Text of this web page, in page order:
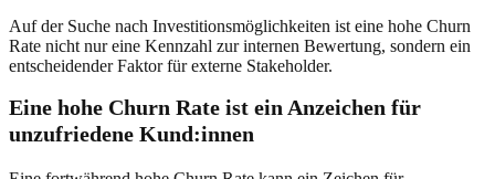
Auf der Suche nach Investitionsmöglichkeiten ist eine hohe Churn
Rate nicht nur eine Kennzahl zur internen Bewertung, sondern ein
entscheidender Faktor für externe Stakeholder.
Eine hohe Churn Rate ist ein Anzeichen für
unzufriedene Kund:innen